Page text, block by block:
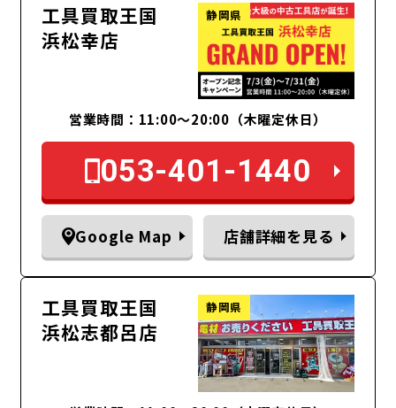
工具買取王国
浜松幸店
静岡県
営業時間：11:00〜20:00（木曜定休日）
053-401-1440
Google Map 店舗詳細を見る
工具買取王国
浜松志都呂店
静岡県